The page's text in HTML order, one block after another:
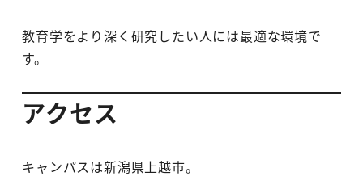
教育学をより深く研究したい人には最適な環境で
す。
アクセス
キャンパスは新潟県上越市。